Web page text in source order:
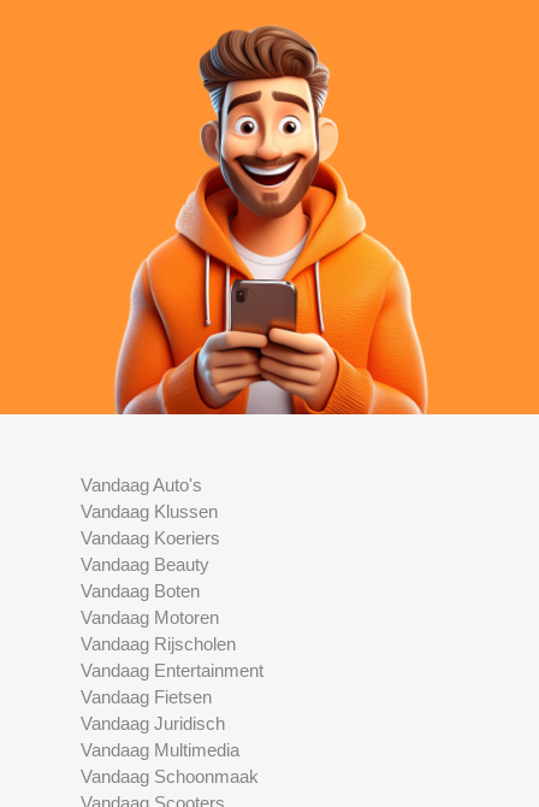
Vandaag Auto's
Vandaag Klussen
Vandaag Koeriers
Vandaag Beauty
Vandaag Boten
Vandaag Motoren
Vandaag Rijscholen
Vandaag Entertainment
Vandaag Fietsen
Vandaag Juridisch
Vandaag Multimedia
Vandaag Schoonmaak
Vandaag Scooters